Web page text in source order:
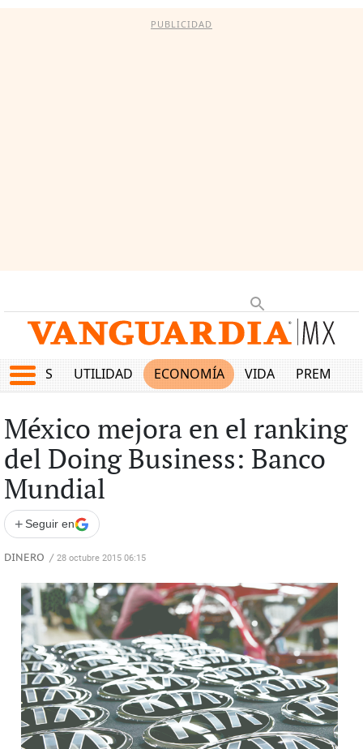
PUBLICIDAD
UTILIDAD ECONOMÍA VIDA PREMIUM
México mejora en el ranking
del Doing Business: Banco
Mundial
+ Seguir en
DINERO / 28 octubre 2015 06:15